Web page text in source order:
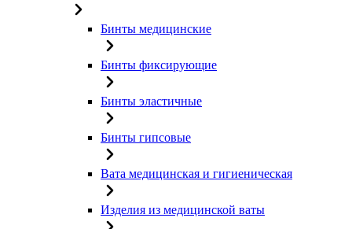
Бинты медицинские
Бинты фиксирующие
Бинты эластичные
Бинты гипсовые
Вата медицинская и гигиеническая
Изделия из медицинской ваты